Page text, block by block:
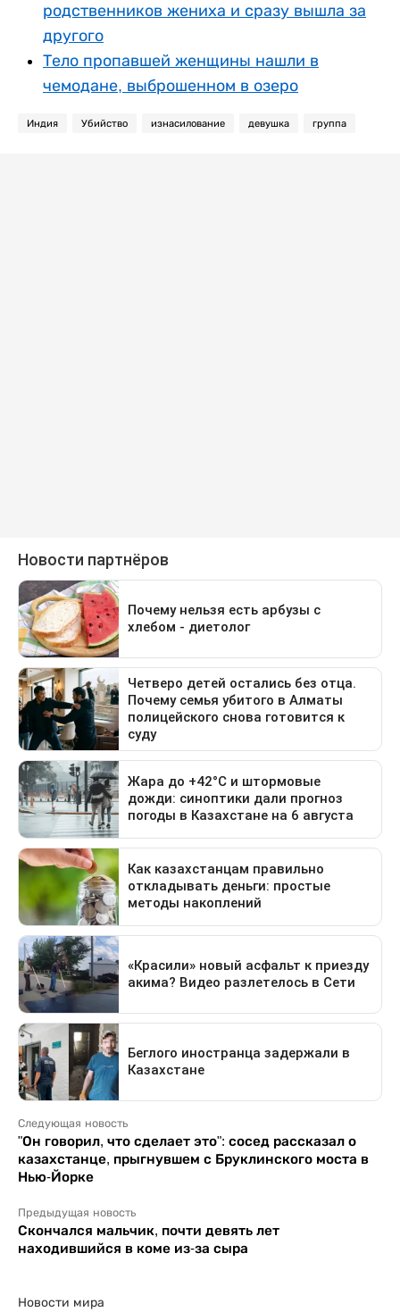
родственников жениха и сразу вышла за
другого
Тело пропавшей женщины нашли в
чемодане, выброшенном в озеро
Индия Убийство изнасилование девушка группа
Следующая новость
"Он говорил, что сделает это": сосед рассказал о
казахстанце, прыгнувшем с Бруклинского моста в
Нью-Йорке
Предыдущая новость
Скончался мальчик, почти девять лет
находившийся в коме из-за сыра
Новости мира